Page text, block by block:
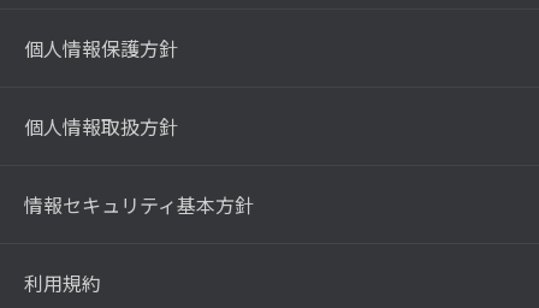
個人情報保護方針
個人情報取扱方針
情報セキュリティ基本方針
利用規約